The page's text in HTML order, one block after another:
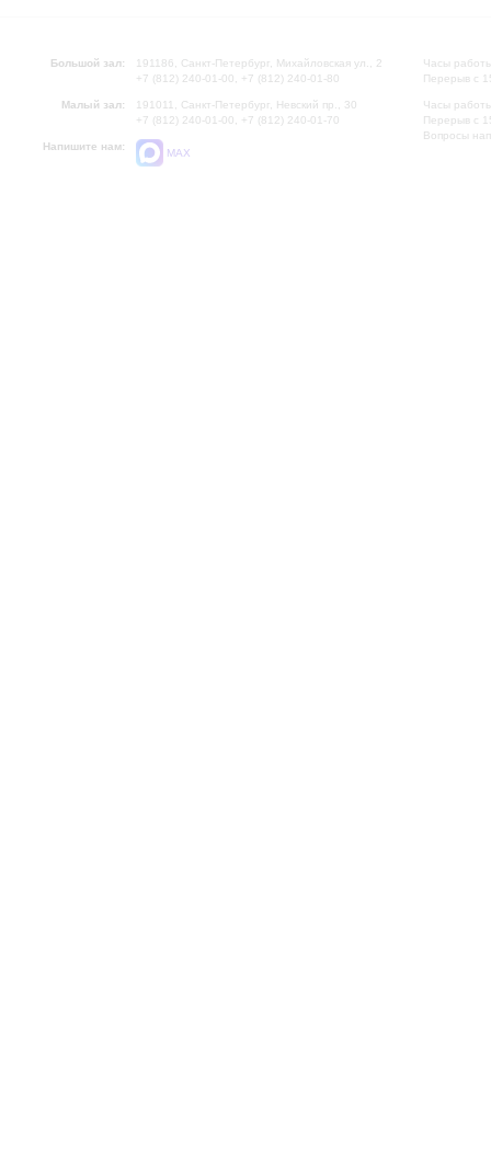
Большой зал:
191186, Санкт-Петербург, Михайловская ул., 2
+7 (812) 240-01-00, +7 (812) 240-01-80
Малый зал:
191011, Санкт-Петербург, Невский пр., 30
+7 (812) 240-01-00, +7 (812) 240-01-70
Напишите нам:
MAX
Часы
Перерыв с
Часы
Перерыв с
Вопросы